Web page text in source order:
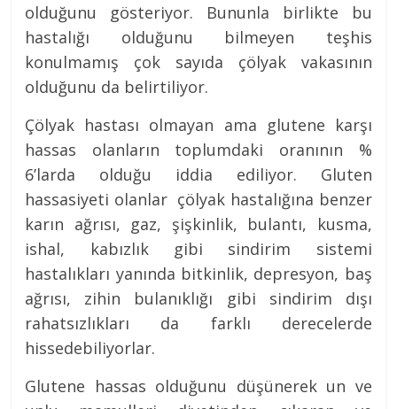
olduğunu gösteriyor. Bununla birlikte bu
hastalığı olduğunu bilmeyen teşhis
konulmamış çok sayıda çölyak vakasının
olduğunu da belirtiliyor.
Çölyak hastası olmayan ama glutene karşı
hassas olanların toplumdaki oranının %
6’larda olduğu iddia ediliyor. Gluten
hassasiyeti olanlar çölyak hastalığına benzer
karın ağrısı, gaz, şişkinlik, bulantı, kusma,
ishal, kabızlık gibi sindirim sistemi
hastalıkları yanında bitkinlik, depresyon, baş
ağrısı, zihin bulanıklığı gibi sindirim dışı
rahatsızlıkları da farklı derecelerde
hissedebiliyorlar.
Glutene hassas olduğunu düşünerek un ve